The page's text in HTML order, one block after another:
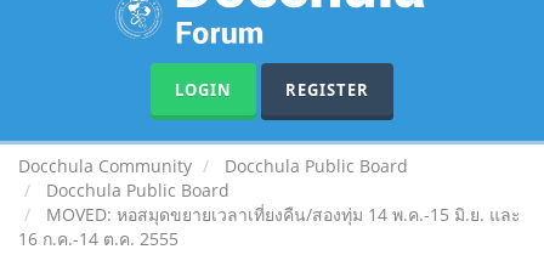
LOGIN REGISTER
Docchula Community
Docchula Public Board
Docchula Public Board
MOVED: หอสมุดขยายเวลาเที่ยงคืน/สองทุ่ม 14 พ.ค.-15 มิ.ย. และ
16 ก.ค.-14 ต.ค. 2555